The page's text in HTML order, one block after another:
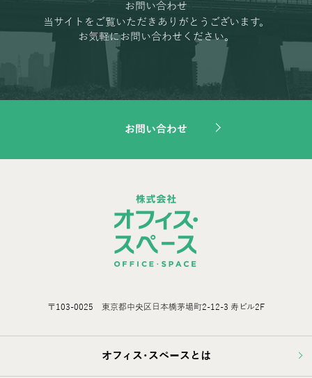
お問い合わせ
当サイトをご覧いただきありがとうございます。
お気軽にお問い合わせください。
お問い合わせ
〒103-0025 東京都中央区日本橋茅場町2-12-3 寿ビル2F
オフィス･スペースとは